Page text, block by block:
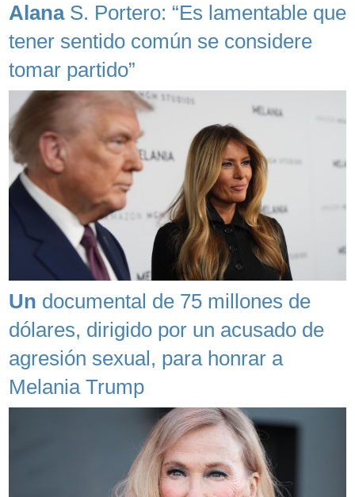
AlanaS. Portero: “Es lamentable que
tener sentido común se considere
tomar partido”
Un documental de 75 millones de
dólares, dirigido por un acusado de
agresión sexual, para honrar a
Melania Trump